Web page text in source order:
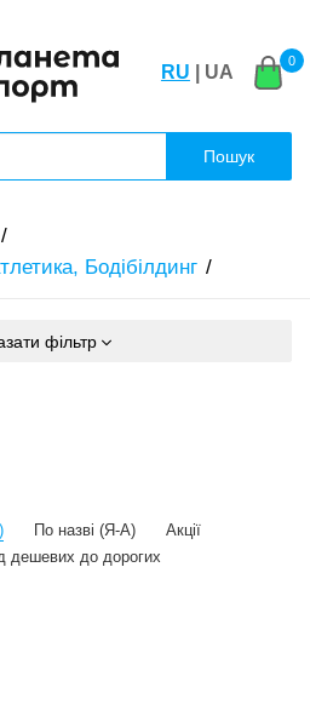
RU | UA
0
Пошук
Бодібілдинг
фільтр
По назві (Я-А)
Акції
дешевих до дорогих